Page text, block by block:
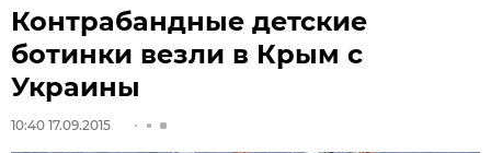
Контрабандные детские
ботинки везли в Крым с
Украины
10:40 17.09.2015